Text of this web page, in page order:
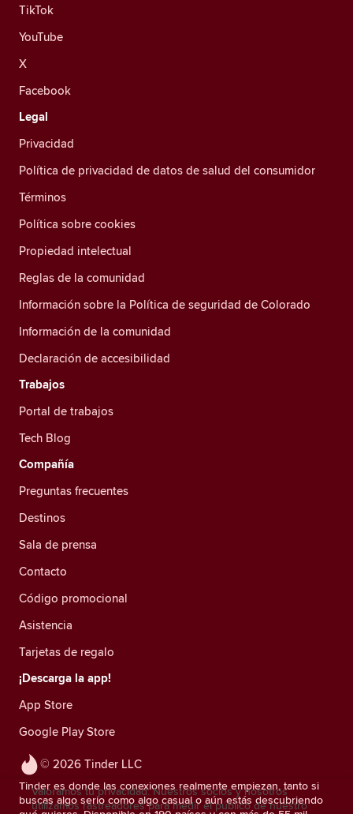
© 2026 Tinder LLC
Tinder es donde las conexiones realmente empiezan, tanto si
buscas algo serio como algo casual o aún estás descubriendo
TikTok
YouTube
X
Facebook
Legal
Privacidad
Política de privacidad de datos de salud del consumidor
Términos
Política sobre cookies
Propiedad intelectual
Reglas de la comunidad
Información sobre la Política de seguridad de Colorado
Información de la comunidad
Declaración de accesibilidad
Trabajos
Portal de trabajos
Tech Blog
Compañía
Preguntas frecuentes
Destinos
Sala de prensa
Contacto
Código promocional
Asistencia
Tarjetas de regalo
¡Descarga la app!
App Store
Google Play Store
Valoramos tu privacidad. Nuestros socios y nosotros
utilizamos rastreadores para medir el público de nuestro